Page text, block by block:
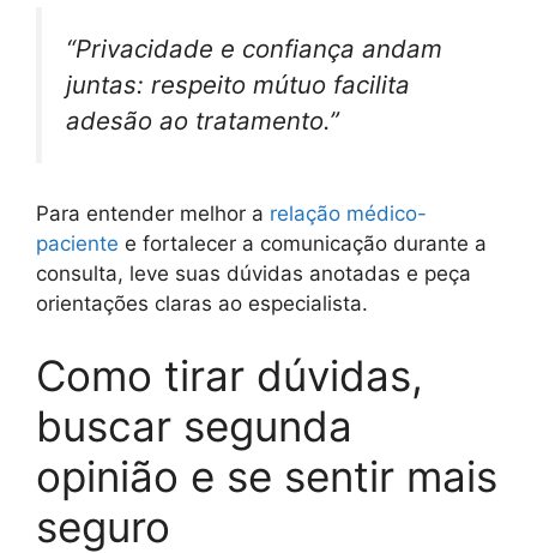
“Privacidade e confiança andam
juntas: respeito mútuo facilita
adesão ao tratamento.”
Para entender melhor a relação médico-
paciente e fortalecer a comunicação durante a
consulta, leve suas dúvidas anotadas e peça
orientações claras ao especialista.
Como tirar dúvidas,
buscar segunda
opinião e se sentir mais
seguro